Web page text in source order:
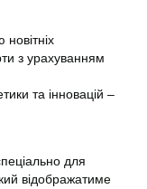
з урахуванням
та інновацій –
для
відображатиме